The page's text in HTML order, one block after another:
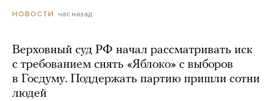
НОВОСТИ час назад
Верховный суд РФ начал рассматривать иск
с требованием снять «Яблоко» с выборов
в Госдуму. Поддержать партию пришли сотни
людей